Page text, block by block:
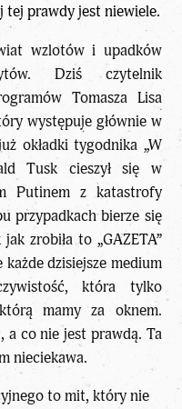
tej prawdy jest niewiele.
wzlotów i upadków
Dziś czytelnik
Tomasza Lisa
występuje głównie w
okładki tygodnika „W
Tusk cieszył się w
Putinem z katastrofy
przypadkach bierze się
zrobiła to „GAZETA”
dzisiejsze medium
która tylko
mamy za oknem.
a co nie jest prawdą. Ta
nieciekawa.
to mit, który nie